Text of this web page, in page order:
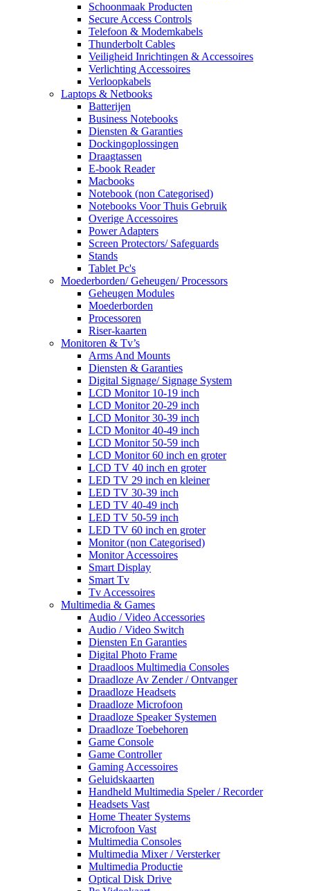
Schoonmaak Producten
Secure Access Controls
Telefoon & Modemkabels
Thunderbolt Cables
Veiligheid Inrichtingen & Accessoires
Verlichting Accessoires
Verloopkabels
Laptops & Netbooks
Batterijen
Business Notebooks
Diensten & Garanties
Dockingoplossingen
Draagtassen
E-book Reader
Macbooks
Notebook (non Categorised)
Notebooks Voor Thuis Gebruik
Overige Accessoires
Power Adapters
Screen Protectors/ Safeguards
Stands
Tablet Pc's
Moederborden/ Geheugen/ Processors
Geheugen Modules
Moederborden
Processoren
Riser-kaarten
Monitoren & Tv’s
Arms And Mounts
Diensten & Garanties
Digital Signage/ Signage System
LCD Monitor 10-19 inch
LCD Monitor 20-29 inch
LCD Monitor 30-39 inch
LCD Monitor 40-49 inch
LCD Monitor 50-59 inch
LCD Monitor 60 inch en groter
LCD TV 40 inch en groter
LED TV 29 inch en kleiner
LED TV 30-39 inch
LED TV 40-49 inch
LED TV 50-59 inch
LED TV 60 inch en groter
Monitor (non Categorised)
Monitor Accessoires
Smart Display
Smart Tv
Tv Accessoires
Multimedia & Games
Audio / Video Accessories
Audio / Video Switch
Diensten En Garanties
Digital Photo Frame
Draadloos Multimedia Consoles
Draadloze Av Zender / Ontvanger
Draadloze Headsets
Draadloze Microfoon
Draadloze Speaker Systemen
Draadloze Toebehoren
Game Console
Game Controller
Gaming Accessoires
Geluidskaarten
Handheld Multimedia Speler / Recorder
Headsets Vast
Home Theater Systems
Microfoon Vast
Multimedia Consoles
Multimedia Mixer / Versterker
Multimedia Productie
Optical Disk Drive